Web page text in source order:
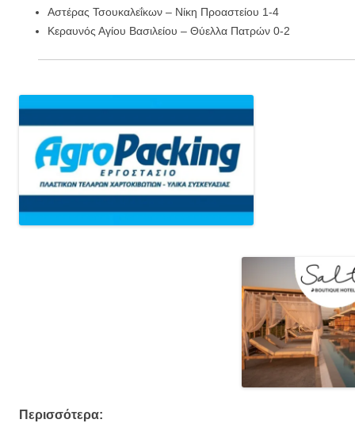
Αστέρας Τσουκαλεΐκων – Νίκη Προαστείου 1-4
Κεραυνός Αγίου Βασιλείου – Θύελλα Πατρών 0-2
Περισσότερα: